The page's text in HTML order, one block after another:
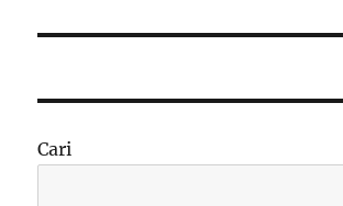
Cari